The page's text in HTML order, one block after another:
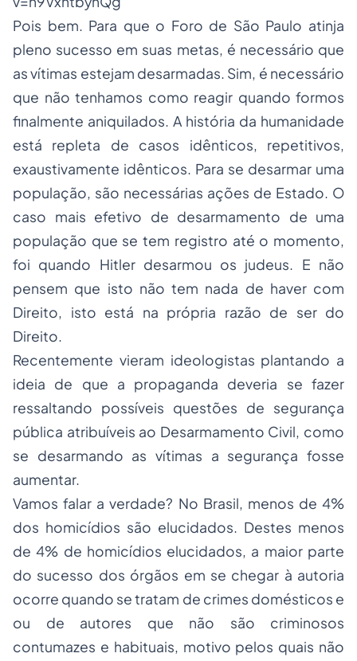
Pois bem. Para que o Foro de São Paulo atinja
pleno sucesso em suas metas, é necessário que
as vítimas estejam desarmadas. Sim, é necessário
que não tenhamos como reagir quando formos
finalmente aniquilados. A história da humanidade
está repleta de casos idênticos, repetitivos,
exaustivamente idênticos. Para se desarmar uma
população, são necessárias ações de Estado. O
caso mais efetivo de desarmamento de uma
população que se tem registro até o momento,
foi quando Hitler desarmou os judeus. E não
pensem que isto não tem nada de haver com
Direito, isto está na própria razão de ser do
Direito.
Recentemente vieram ideologistas plantando a
ideia de que a propaganda deveria se fazer
ressaltando possíveis questões de segurança
pública atribuíveis ao Desarmamento Civil, como
se desarmando as vítimas a segurança fosse
aumentar.
Vamos falar a verdade? No Brasil, menos de 4%
dos homicídios são elucidados. Destes menos
de 4% de homicídios elucidados, a maior parte
do sucesso dos órgãos em se chegar à autoria
ocorre quando se tratam de crimes domésticos e
ou de autores que não são criminosos
contumazes e habituais, motivo pelos quais não